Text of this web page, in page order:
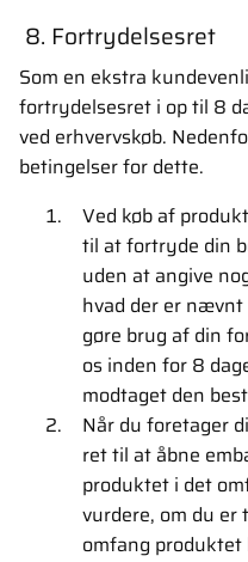
8. Fortrydelsesret
Som en ekstra
fortrydelsesret i op til 8
ved erhvervskøb.
betingelser for dette.
Ved køb af
til at fortryde din
uden at angive
hvad der er
gøre brug af din
os inden for 8
modtaget den
Når du foretager
ret til at åbne
produktet i det
vurdere, om du er
omfang